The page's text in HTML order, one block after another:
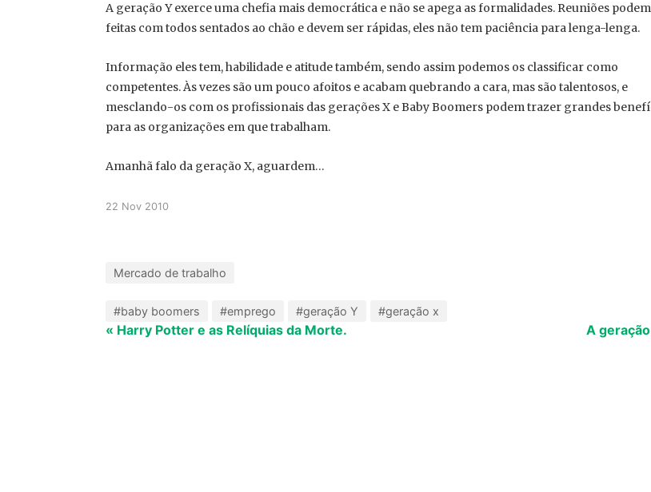
A geração Y exerce uma chefia mais democrática e não se apega as formalidades. Reuniões
feitas com todos sentados ao chão e devem ser rápidas, eles não tem paciência para lenga-lenga.
Informação eles tem, habilidade e atitude também, sendo assim podemos os classificar como
competentes. Às vezes são um pouco afoitos e acabam quebrando a cara, mas são talentosos, e
mesclando-os com os profissionais das gerações X e Baby Boomers podem trazer grandes
para as organizações em que trabalham.
Amanhã falo da geração X, aguardem…
22 Nov 2010
Mercado de trabalho
#baby boomers #emprego #geração Y #geração x
« Harry Potter e as Relíquias da Morte. A